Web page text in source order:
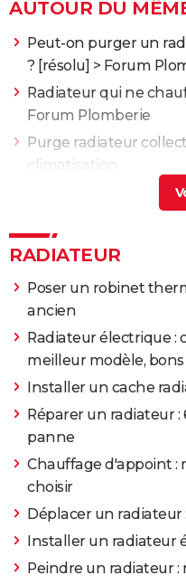
AUTOUR DU
Peut-on purger un
? [résolu] > Forum
Radiateur qui ne
Forum Plomberie
Purge radiateur
climatisation
Radiateur froid en
Forum Chauffage et
Vis de purge radiateur
RADIATEUR
Poser un robinet
ancien
Radiateur électrique :
meilleur modèle,
Installer un cache
Réparer un radiateur :
panne
Chauffage d'appoint :
choisir
Déplacer un radiateur
Installer un radiateur
Peindre un radiateur :